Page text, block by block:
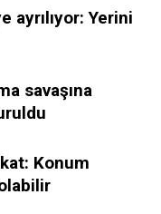
ayrılıyor: Yerini
savaşına
Konum